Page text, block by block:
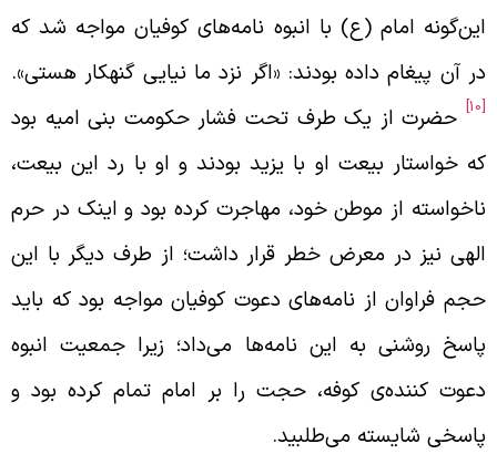
امام (ع) با انبوه نامه‌های کوفیان مواجه شد که
آن پیغام داده بودند: «اگر نزد ما نیایی گنهکار هستی».
حضرت از یک طرف تحت فشار حکومت بنی امیه بود
خواستار بیعت او با یزید بودند و او با رد این بیعت،
از موطن خود، مهاجرت کرده بود و اینک در حرم
نیز در معرض خطر قرار داشت؛ از طرف دیگر با این
فراوان از نامه‌های دعوت کوفیان مواجه بود که باید
روشنی به این نامه‌ها می‌داد؛ زیرا جمعیت انبوه
کننده‌ی کوفه، حجت را بر امام تمام کرده بود و
شایسته می‌طلبید.